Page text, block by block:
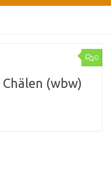
0
Chälen (wbw)